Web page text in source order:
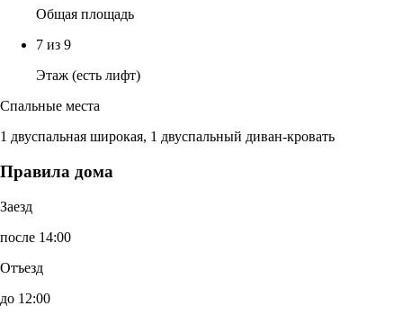
Общая площадь
7 из 9
Этаж (есть лифт)
Спальные места
1 двуспальная широкая, 1 двуспальный диван-кровать
Правила дома
Заезд
после 14:00
Отъезд
до 12:00